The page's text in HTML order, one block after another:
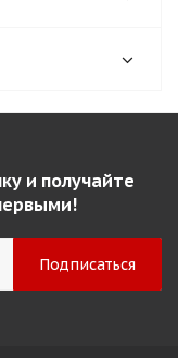
и получайте